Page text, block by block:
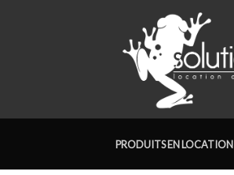
PRODUITS EN LOCATION